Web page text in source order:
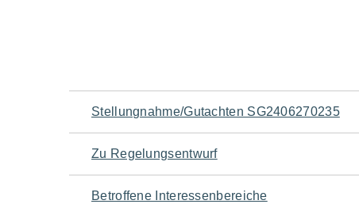
Navigation
für
den
Stellungnahme/Gutachten SG2406270235
Zu Regelungsentwurf
Betroffene Interessenbereiche